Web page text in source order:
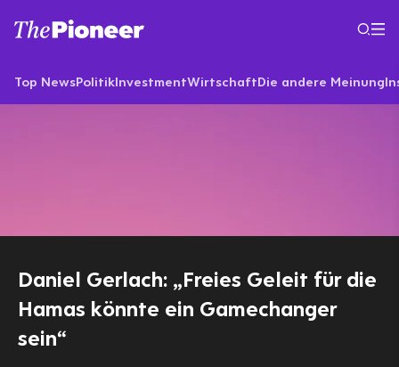
Top NewsPolitikInvestmentWirtschaftDie andere Meinung
Daniel Gerlach: „Freies Geleit für die
Hamas könnte ein Gamechanger
sein“